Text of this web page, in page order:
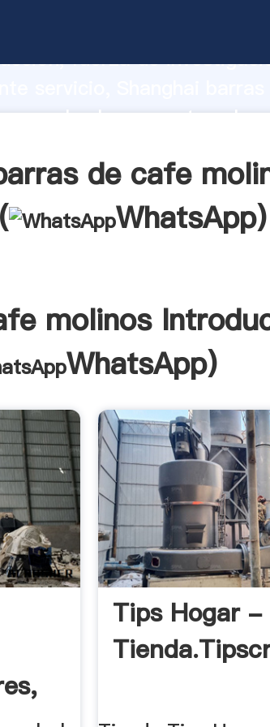
fuerza de
el valor y aporta
de cafe
WhatsApp)
molinos
WhatsApp)
Tips Hogar -